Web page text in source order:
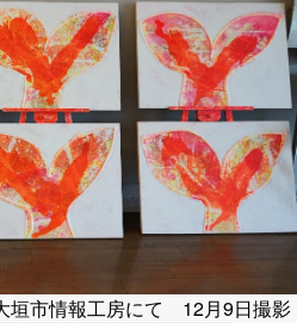
市情報工房にて 12月9日撮影